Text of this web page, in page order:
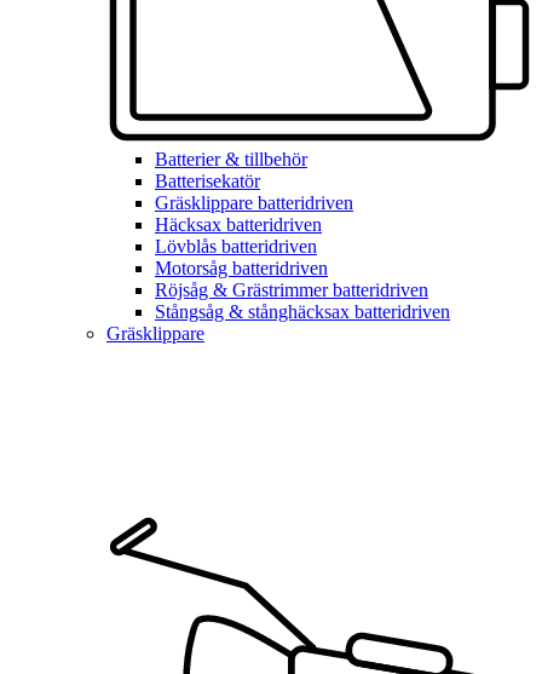
Batterier & tillbehör
Batterisekatör
Gräsklippare batteridriven
Häcksax batteridriven
Lövblås batteridriven
Motorsåg batteridriven
Röjsåg & Grästrimmer batteridriven
Stångsåg & stånghäcksax batteridriven
Gräsklippare